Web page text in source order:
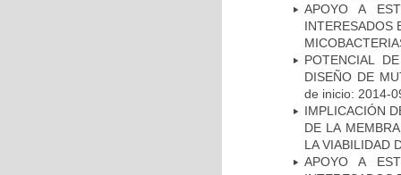
APOYO A
INTERESADOS
POTENCIAL
DISEÑO DE
de inicio: 2014-
IMPLICACIÓN
DE LA
LA VIABILIDAD
APOYO A